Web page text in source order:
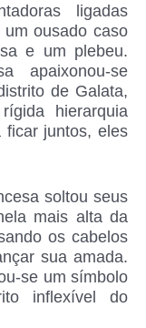
ligadas
ousado caso
e um plebeu.
apaixonou-se
de Galata,
hierarquia
ficar juntos, eles
soltou seus
mais alta da
os cabelos
sua amada.
se um símbolo
inflexível do